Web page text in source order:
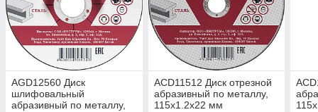
AGD12560 Диск
шлифовальный
абразивный по металлу,
ACD11512 Диск отрезной
абразивный по металлу,
115х1.2х22 мм